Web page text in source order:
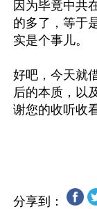
因为毕竟中共
的多了，等于
实是个事儿。
好吧，今天就
后的本质，以
谢您的收听收
分享到：